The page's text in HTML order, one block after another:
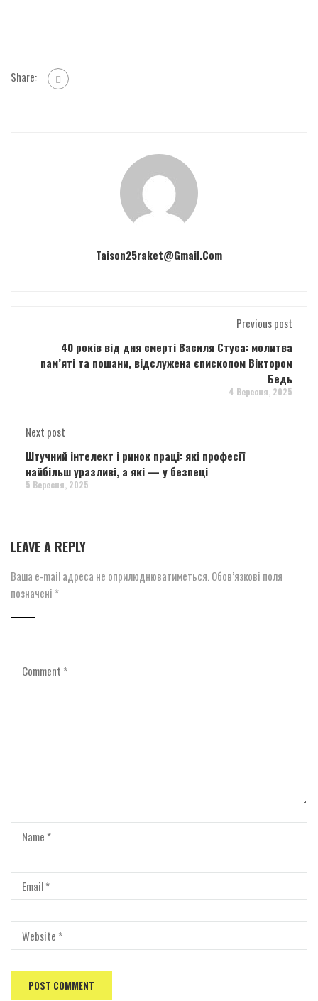
Share:
Taison25raket@gmail.com
Previous post
40 років від дня смерті Василя Стуса: молитва
пам’яті та пошани, відслужена єпископом Віктором
Бедь
4 Вересня, 2025
Next post
Штучний інтелект і ринок праці: які професії
найбільш уразливі, а які — у безпеці
5 Вересня, 2025
LEAVE A REPLY
Ваша e-mail адреса не оприлюднюватиметься. Обов’язкові поля
позначені *